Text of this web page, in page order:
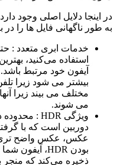
به طور ناگهانی فایل ها را
خدمات ابری متعدد :
استفاده می‌کنید،
آیفون خود مرتبط
بیشتر می شود زیرا
مختلف می بیند زیرا
می شوند.
دوربین است که با
عکس، عکس واضح تری
ذخیره می‌کند که منجر